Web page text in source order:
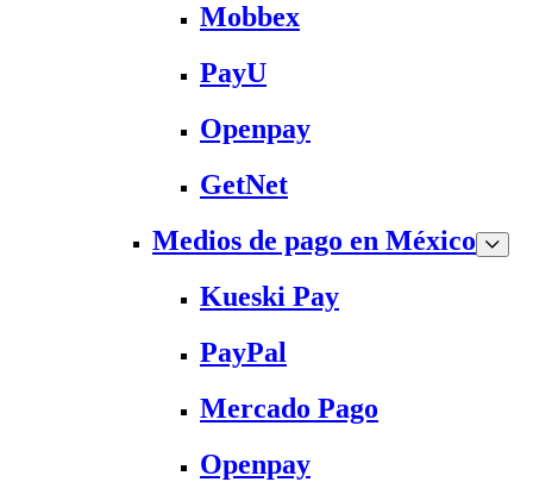
Mobbex
PayU
Openpay
GetNet
Medios de pago en México
Kueski Pay
PayPal
Mercado Pago
Openpay